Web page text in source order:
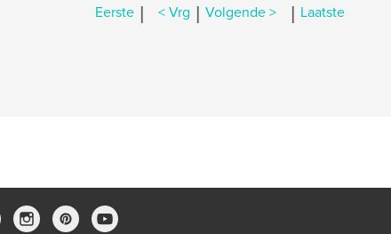
Eerste | < Vrg | Volgende > | Laatste